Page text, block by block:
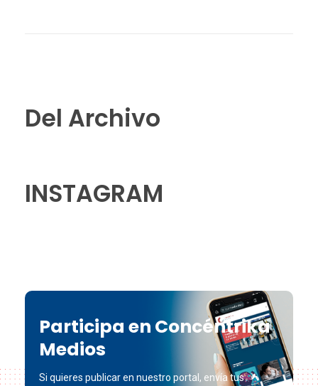
Del Archivo
INSTAGRAM
Participa en Concéntrika
Medios
Si quieres publicar en nuestro portal, envía tus